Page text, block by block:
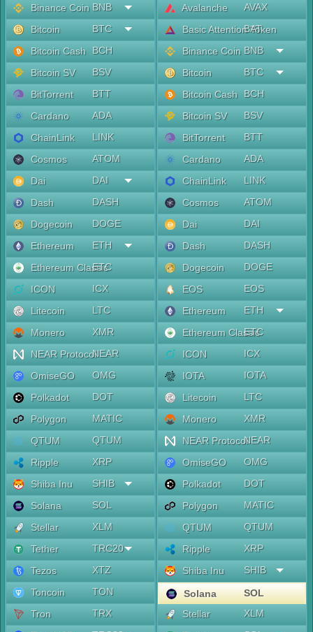
Binance Coin BNB
Bitcoin
BTC
Bitcoin Cash
BCH
Bitcoin SV
BSV
BitTorrent
BTT
Cardano
ADA
ChainLink
LINK
Cosmos
ATOM
Dai
DAI
Dash
DASH
Dogecoin
DOGE
Ethereum
ETH
Ethereum Classic
ETC
ICON
ICX
Litecoin
LTC
Monero
XMR
NEAR ProtocolNEAR
OmiseGO
OMG
Polkadot
DOT
Polygon
MATIC
QTUM
QTUM
Ripple
XRP
Shiba Inu
SHIB
Solana
SOL
Stellar
XLM
Tether
TRC20
Tezos
XTZ
Toncoin
TON
Tron
TRX
Avalanche
AVAX
Basic Attention Token
BAT
Binance Coin BNB
Bitcoin
BTC
Bitcoin Cash
BCH
Bitcoin SV
BSV
BitTorrent
BTT
Cardano
ADA
ChainLink
LINK
Cosmos
ATOM
Dai
DAI
Dash
DASH
Dogecoin
DOGE
EOS
EOS
Ethereum
ETH
Ethereum Classic
ETC
ICON
ICX
IOTA
IOTA
Litecoin
LTC
Monero
XMR
NEAR ProtocolNEAR
OmiseGO
OMG
Polkadot
DOT
Polygon
MATIC
QTUM
QTUM
Ripple
XRP
Shiba Inu
SHIB
Solana
SOL
Stellar
XLM